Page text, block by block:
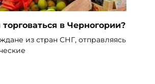
в Черногории?
из стран СНГ, отправляясь